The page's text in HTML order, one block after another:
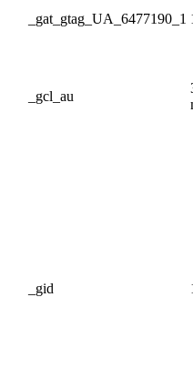
_gat_gtag_UA_6477190_1
_gcl_au
_gid